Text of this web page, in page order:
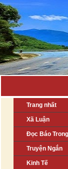
Trang nhất
Xã Luận
Đọc Báo
Truyện Ngắn
Kinh Tế